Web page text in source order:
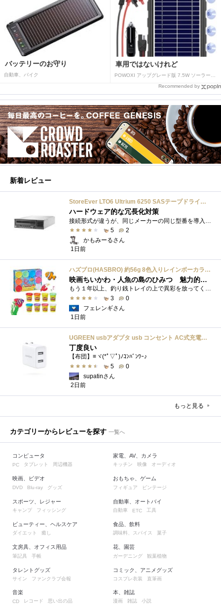
バッテリーのお守り
自動車、バイク
車用ではないけれど
Recommended by
新着レビュー
StoreEver LTO6 Ultrium 6250 SASテープドライブ(内蔵型)
ハードウェア的な冗長化対策
5
2
かもみーるさん
1日前
ハズブロ(HASBRO) 約56g 8色入りレインボーカラーのプレイ・ドー、新学期用品、2才以上のプリスクールの子供向け、子供向けのアート&クラフト 粘土 ねんど、こどもの日、子供の日プレゼント
映画ちいかわ・人魚の島のひみつ 魅力的なビラン：セイレーンを造ってみた
もう１年以上、釣り銭トレイの上で異彩を放ってくれたミャクミャクのマグネット 映画ちいかわ人魚の島のひみつを鑑賞後、素敵なビランのセイ...
3
0
フェレンギさん
1日前
UGREEN usbアダプタ usb コンセント AC式充電器 3.1A PSE認証済み 折りたたみ式プラグ 2ポート
丁度良い
【布団】≡ヾ(*ﾟ▽ﾟ)ﾉｺﾝﾊﾞﾝﾜｰ♪
5
0
supatinさん
2日前
もっと見る
カテゴリーからレビューを探す 一覧へ
コンピュータ
PC タブレット 周辺機器
映画、ビデオ
DVD Blu-ray グッズ
スポーツ、レジャー
キャンプ フィッシング
ビューティー、ヘルスケア
ダイエット 癒し
文房具、オフィス用品
筆記具 手帳
タレントグッズ
サイン ファンクラブ会報
家電、AV、カメラ
キッチン 映像 オーディオ
おもちゃ、ゲーム
フィギュア ビンテージ
自動車、オートバイ
自動車 ETC 工具
食品、飲料
調味料、スパイス 菓子
花、園芸
ガーデニング 観葉植物
コミック、アニメグッズ
コスプレ衣装 直筆画
音楽
CD レコード 思い出の品
本、雑誌
漫画 雑誌 小説